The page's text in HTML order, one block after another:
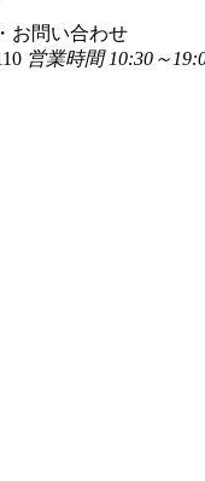
お問い合わせ
営業時間 10:30～